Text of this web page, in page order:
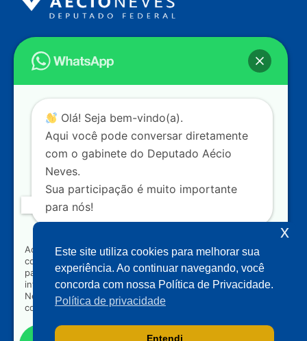
Endereço
Câmara dos Deputados
Ed. Principal, Ala C – Gabinete
Contato
dep.aecioneves@camara.leg.br
+55 (61) 3215-5964
+55 (31) 3261-0121
+55 (31) 97150-0834
Nossas redes
Acompanhe o meu mandato
Olá! Seja bem-vindo(a).
Aqui você pode conversar diretamente
com o gabinete do Deputado Aécio
Neves.
Sua participação é muito importante
para nós!
Ao clicar para iniciar o contato pelo WhatsApp, você
concorda que seus dados serão utilizados exclusivamente
para atendimento relacionado às demandas, sugestões ou
informações referentes ao mandato do Deputado Aécio
Neves. Seus dados serão tratados com sigilo e não serão
compartilhados com terceiros.
Este site utiliza cookies para melhorar sua
experiência. Ao continuar navegando, você
concorda com nossa Política de Privacidade.
Política de privacidade
Entendi
x